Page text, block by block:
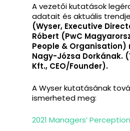
A vezetői kutatások
adatait és aktuális
(Wyser, Executive
Róbert (PwC
People &
Nagy-Józsa Dorkának.
Kft., CEO/Founder).
A Wyser kutatásának
ismerheted meg:
2021 Managers’